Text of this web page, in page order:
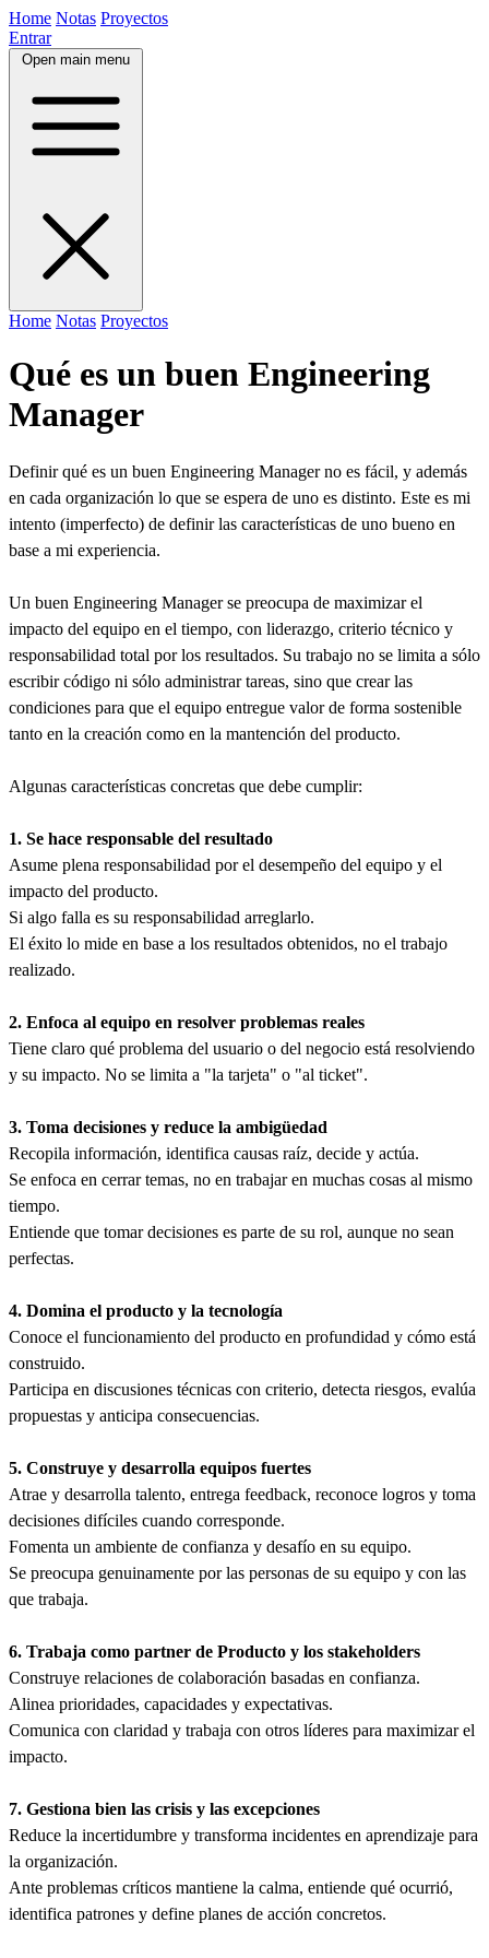
Home Notas Proyectos
Entrar
Open main menu
Home Notas Proyectos
Qué es un buen Engineering
Manager
Definir qué es un buen Engineering Manager no es fácil, y además
en cada organización lo que se espera de uno es distinto. Este es mi
intento (imperfecto) de definir las características de uno bueno en
base a mi experiencia.
Un buen Engineering Manager se preocupa de maximizar el
impacto del equipo en el tiempo, con liderazgo, criterio técnico y
responsabilidad total por los resultados. Su trabajo no se limita a sólo
escribir código ni sólo administrar tareas, sino que crear las
condiciones para que el equipo entregue valor de forma sostenible
tanto en la creación como en la mantención del producto.
Algunas características concretas que debe cumplir:
1. Se hace responsable del resultado
Asume plena responsabilidad por el desempeño del equipo y el
impacto del producto.
Si algo falla es su responsabilidad arreglarlo.
El éxito lo mide en base a los resultados obtenidos, no el trabajo
realizado.
2. Enfoca al equipo en resolver problemas reales
Tiene claro qué problema del usuario o del negocio está resolviendo
y su impacto. No se limita a "la tarjeta" o "al ticket".
3. Toma decisiones y reduce la ambigüedad
Recopila información, identifica causas raíz, decide y actúa.
Se enfoca en cerrar temas, no en trabajar en muchas cosas al mismo
tiempo.
Entiende que tomar decisiones es parte de su rol, aunque no sean
perfectas.
4. Domina el producto y la tecnología
Conoce el funcionamiento del producto en profundidad y cómo está
construido.
Participa en discusiones técnicas con criterio, detecta riesgos, evalúa
propuestas y anticipa consecuencias.
5. Construye y desarrolla equipos fuertes
Atrae y desarrolla talento, entrega feedback, reconoce logros y toma
decisiones difíciles cuando corresponde.
Fomenta un ambiente de confianza y desafío en su equipo.
Se preocupa genuinamente por las personas de su equipo y con las
que trabaja.
6. Trabaja como partner de Producto y los stakeholders
Construye relaciones de colaboración basadas en confianza.
Alinea prioridades, capacidades y expectativas.
Comunica con claridad y trabaja con otros líderes para maximizar el
impacto.
7. Gestiona bien las crisis y las excepciones
Reduce la incertidumbre y transforma incidentes en aprendizaje para
la organización.
Ante problemas críticos mantiene la calma, entiende qué ocurrió,
identifica patrones y define planes de acción concretos.